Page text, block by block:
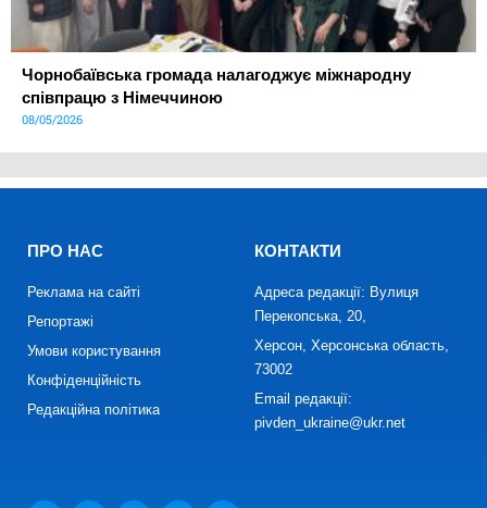
Чорнобаївська громада налагоджує міжнародну
співпрацю з Німеччиною
08/05/2026
ПРО НАС
Реклама на сайті
Репортажі
Умови користування
Конфіденційність
Редакційна політика
КОНТАКТИ
Адреса редакції: Вулиця
Перекопська, 20,
Херсон, Херсонська область,
73002
Email редакції:
pivden_ukraine@ukr.net